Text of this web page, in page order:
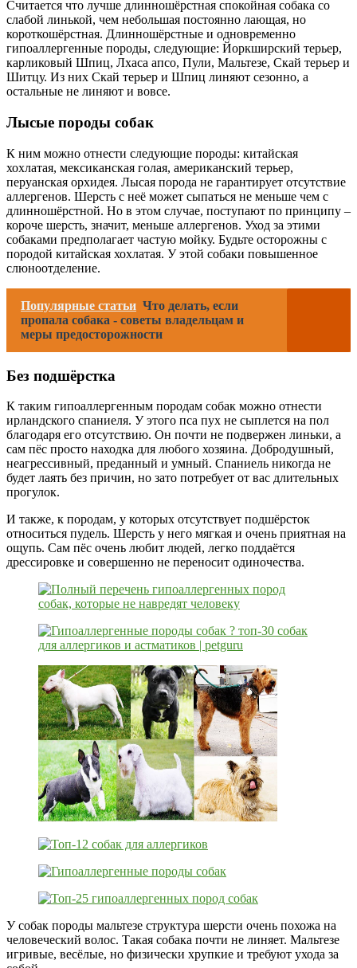
Считается что лучше длинношёрстная спокойная собака со
слабой линькой, чем небольшая постоянно лающая, но
короткошёрстная. Длинношёрстные и одновременно
гипоаллергенные породы, следующие: Йоркширский терьер,
карликовый Шпиц, Лхаса апсо, Пули, Мальтезе, Скай терьер и
Шитцу. Из них Скай терьер и Шпиц линяют сезонно, а
остальные не линяют и вовсе.
Лысые породы собак
К ним можно отнести следующие породы: китайская
хохлатая, мексиканская голая, американский терьер,
перуанская орхидея. Лысая порода не гарантирует отсутствие
аллергенов. Шерсть с неё может сыпаться не меньше чем с
длинношёрстной. Но в этом случае, поступают по принципу –
короче шерсть, значит, меньше аллергенов. Уход за этими
собаками предполагает частую мойку. Будьте осторожны с
породой китайская хохлатая. У этой собаки повышенное
слюноотделение.
Популярные статьи Что делать, если
пропала собака - советы владельцам и
меры предосторожности
Без подшёрстка
К таким гипоаллергенным породам собак можно отнести
ирландского спаниеля. У этого пса пух не сыплется на пол
благодаря его отсутствию. Он почти не подвержен линьки, а
сам пёс просто находка для любого хозяина. Добродушный,
неагрессивный, преданный и умный. Спаниель никогда не
будет лаять без причин, но зато потребует от вас длительных
прогулок.
И также, к породам, у которых отсутствует подшёрсток
относиться пудель. Шерсть у него мягкая и очень приятная на
ощупь. Сам пёс очень любит людей, легко поддаётся
дрессировке и совершенно не переносит одиночества.
У собак породы мальтезе структура шерсти очень похожа на
человеческий волос. Такая собака почти не линяет. Мальтезе
игривые, весёлые, но физически хрупкие и требуют ухода за